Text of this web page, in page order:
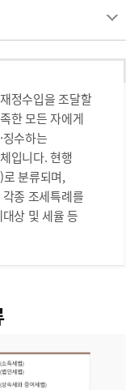
정수입을 조달할
한 모든 자에게
수하는
입니다. 현행
분류되며,
종 조세특례를
상 및 세율 등